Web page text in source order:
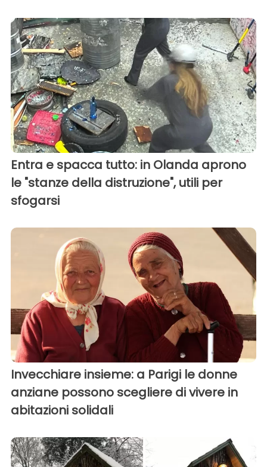
Entra e spacca tutto: in Olanda aprono
le "stanze della distruzione", utili per
sfogarsi
Invecchiare insieme: a Parigi le donne
anziane possono scegliere di vivere in
abitazioni solidali